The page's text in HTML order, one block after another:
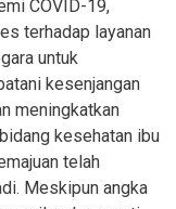
COVID-19,
terhadap layanan
untuk
kesenjangan
meningkatkan
kesehatan ibu
telah
Meskipun angka